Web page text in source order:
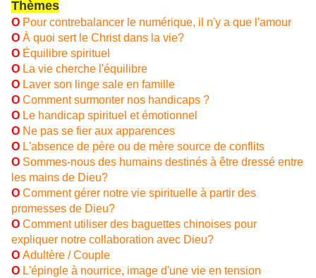
Thèmes
O Pour contrebalancer le numérique, il n'y a que l'amour
O À quoi sert le Christ dans la vie?
O Équilibre spirituel
O La vie cherche l'équilibre
O Laver son linge sale en famille
O Comment surmonter nos handicaps ?
O Le handicap spirituel et émotionnel
O Ne pas se fier aux apparences
O L'absence de père ou de mère source de conflits
O Sommes-nous des humains destinés à être dressé entre
les mains de Dieu?
O Comment gérer notre vie spirituelle à partir des
promesses de Dieu?
O Comment utiliser des baguettes chinoises pour
expliquer notre collaboration avec Dieu?
O Adultère / Couple
O L'épingle à nourrice, image d'une vie en tension